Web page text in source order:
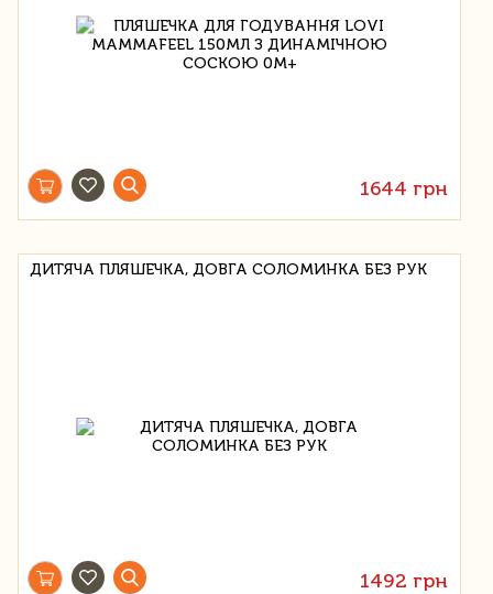
1644 грн
ДИТЯЧА ПЛЯШЕЧКА, ДОВГА СОЛОМИНКА БЕЗ РУК
1492 грн